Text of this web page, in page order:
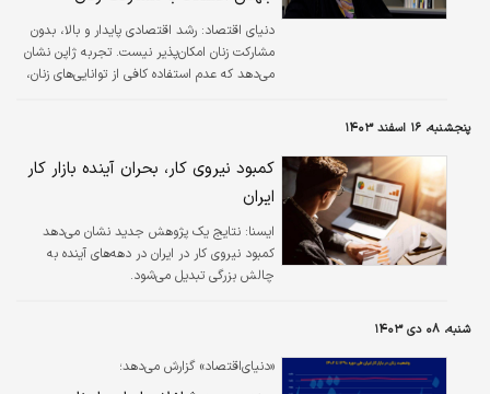
دنیای اقتصاد: رشد اقتصادی پایدار و بالا، بدون
مشارکت زنان امکان‌پذیر نیست. تجربه ژاپن نشان
می‌دهد که عدم استفاده کافی از توانایی‌های زنان،
رسیدن زنان به پست‌های بالا در سازمان‌ها، عوامل
مهم این وضعیت هستند. شکاف جنسیتی در
مسیر شغلی، ناشی از عوامل متعددی مانند
تعصبات استخدامی، فرهنگ کاری مردسالارانه و
هزینه‌های بالای مراقبت از کودکان است. در اقتصاد
ایران نیز نگاه به حضور زنان در…
پنجشنبه، ۱۶ اسفند ۱۴۰۳
کمبود نیروی کار، بحران آینده بازار کار
ایران
ايسنا: نتایج یک پژوهش جدید نشان می‌دهد
کمبود نیروی کار در ایران در دهه‌های آینده به
چالش بزرگی تبدیل می‌شود.
شنبه، ۰۸ دی ۱۴۰۳
«دنیای‌اقتصاد» گزارش می‌دهد؛